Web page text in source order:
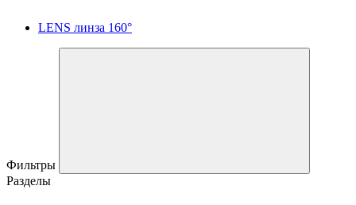
LENS линза 160°
Фильтры
Разделы